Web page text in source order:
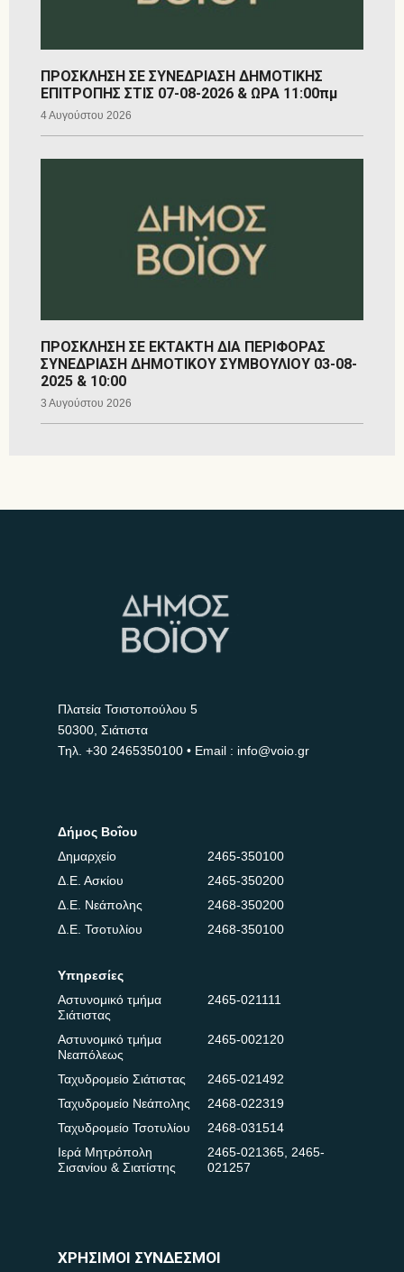
ΠΡΟΣΚΛΗΣΗ ΣΕ ΣΥΝΕΔΡΙΑΣΗ ΔΗΜΟΤΙΚΗΣ
ΕΠΙΤΡΟΠΗΣ ΣΤΙΣ 07-08-2026 & ΩΡΑ 11:00πμ
4 Αυγούστου 2026
ΠΡΟΣΚΛΗΣΗ ΣΕ ΕΚΤΑΚΤΗ ΔΙΑ ΠΕΡΙΦΟΡΑΣ
ΣΥΝΕΔΡΙΑΣΗ ΔΗΜΟΤΙΚΟΥ ΣΥΜΒΟΥΛΙΟΥ 03-08-
2025 & 10:00
3 Αυγούστου 2026
Πλατεία Τσιστοπούλου 5
50300, Σιάτιστα
Τηλ. +30 2465350100 • Email : info@voio.gr
Δήμος Βοΐου
Δημαρχείο
2465-350100
Δ.Ε. Ασκίου
2465-350200
Δ.Ε. Νεάπολης
2468-350200
Δ.Ε. Τσοτυλίου
2468-350100
Υπηρεσίες
Αστυνομικό τμήμα
Σιάτιστας
2465-021111
Αστυνομικό τμήμα
Νεαπόλεως
2465-002120
Ταχυδρομείο Σιάτιστας
2465-021492
Ταχυδρομείο Νεάπολης
2468-022319
Ταχυδρομείο Τσοτυλίου
2468-031514
Ιερά Μητρόπολη
Σισανίου & Σιατίστης
2465-021365, 2465-
021257
ΧΡΗΣΙΜΟΙ ΣΥΝΔΕΣΜΟΙ